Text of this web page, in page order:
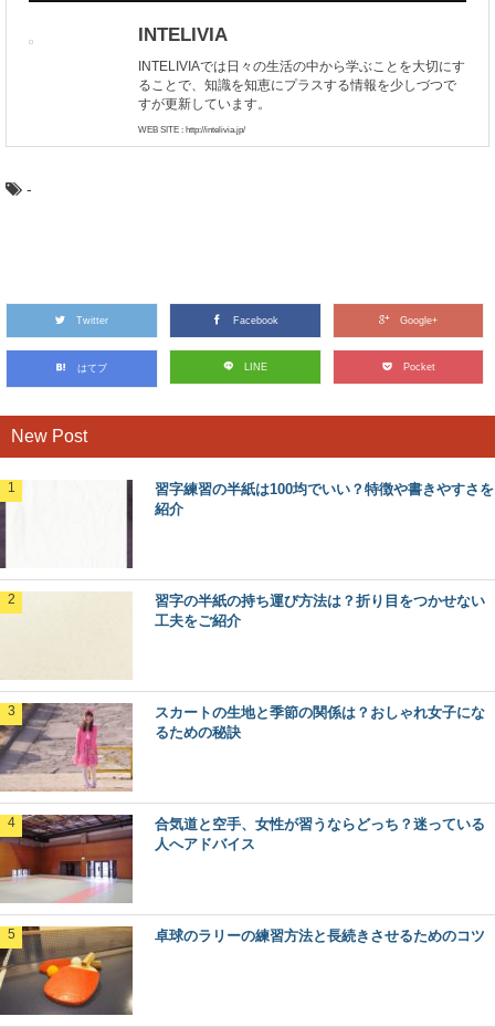
INTELIVIA
INTELIVIAでは日々の生活の中から学ぶことを大切にす
ることで、知識を知恵にプラスする情報を少しづつで
すが更新しています。
WEB SITE : http://intelivia.jp/
-
Twitter Facebook Google+
はてブ LINE Pocket
New Post
習字練習の半紙は100均でいい？特徴や書きやすさを
紹介
習字の半紙の持ち運び方法は？折り目をつかせない
工夫をご紹介
スカートの生地と季節の関係は？おしゃれ女子にな
るための秘訣
合気道と空手、女性が習うならどっち？迷っている
人へアドバイス
卓球のラリーの練習方法と長続きさせるためのコツ